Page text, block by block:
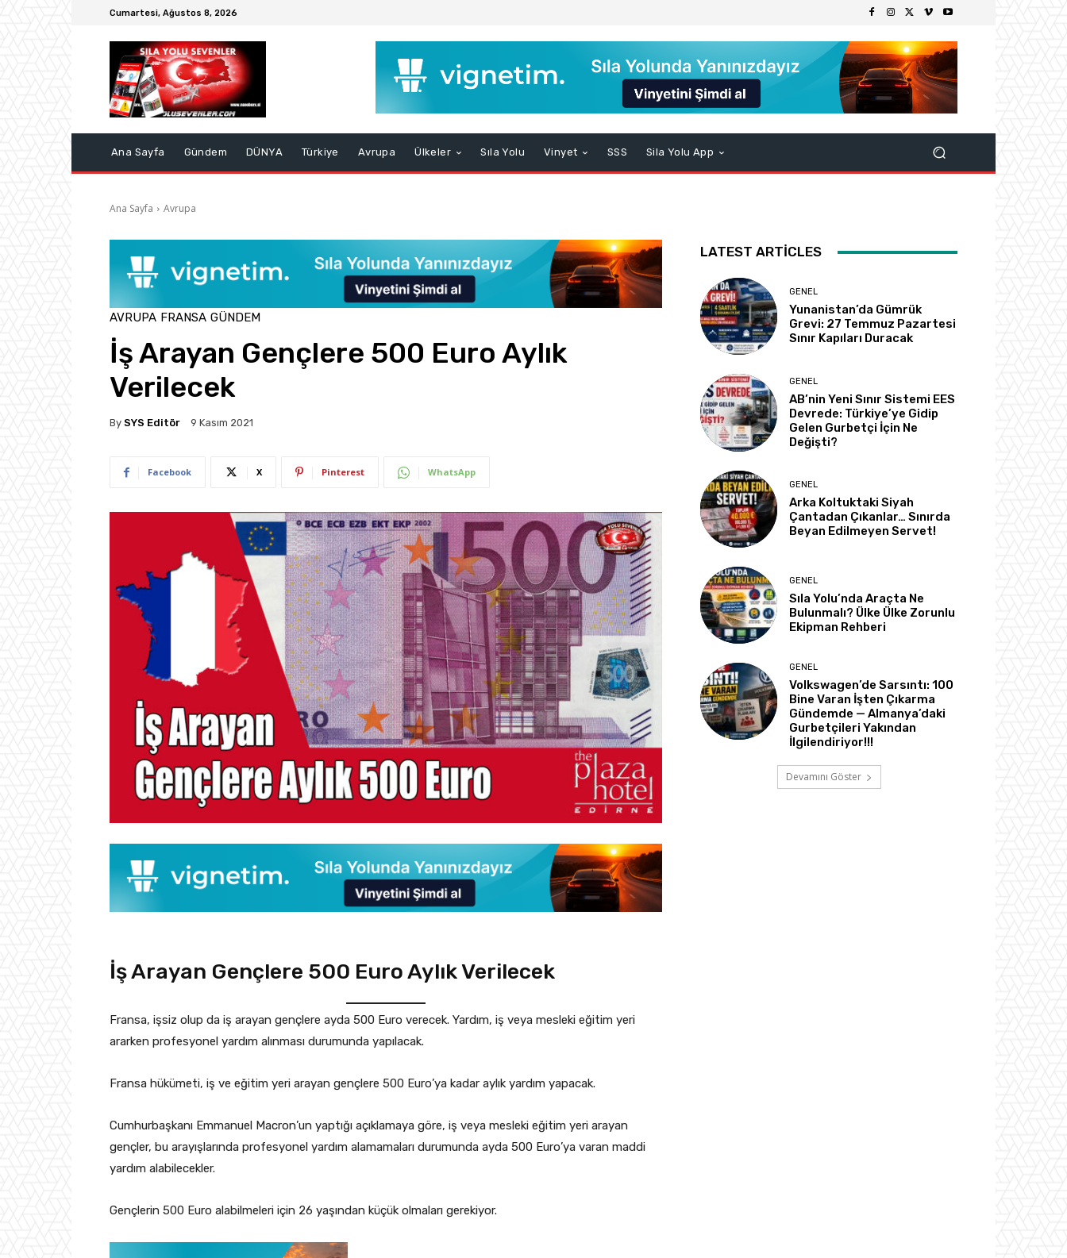
Cumartesi, Ağustos 8, 2026
Ana Sayfa Gündem DÜNYA Türkiye Avrupa Ülkeler Sıla Yolu Vinyet SSS Sila Yolu App
Ana Sayfa Avrupa
AVRUPA FRANSA GÜNDEM
İş Arayan Gençlere 500 Euro Aylık
Verilecek
By SYS Editör 9 Kasım 2021
Facebook X Pinterest WhatsApp
İş Arayan Gençlere 500 Euro Aylık Verilecek
Fransa, işsiz olup da iş arayan gençlere ayda 500 Euro verecek. Yardım, iş veya mesleki eğitim yeri
ararken profesyonel yardım alınması durumunda yapılacak.
Fransa hükümeti, iş ve eğitim yeri arayan gençlere 500 Euro’ya kadar aylık yardım yapacak.
Cumhurbaşkanı Emmanuel Macron’un yaptığı açıklamaya göre, iş veya mesleki eğitim yeri arayan
gençler, bu arayışlarında profesyonel yardım alamamaları durumunda ayda 500 Euro’ya varan maddi
yardım alabilecekler.
Gençlerin 500 Euro alabilmeleri için 26 yaşından küçük olmaları gerekiyor.
LATEST ARTICLES
GENEL
Yunanistan’da Gümrük
Grevi: 27 Temmuz Pazartesi
Sınır Kapıları Duracak
GENEL
AB’nin Yeni Sınır Sistemi EES
Devrede: Türkiye’ye Gidip
Gelen Gurbetçi İçin Ne
Değişti?
GENEL
Arka Koltuktaki Siyah
Çantadan Çıkanlar… Sınırda
Beyan Edilmeyen Servet!
GENEL
Sıla Yolu’nda Araçta Ne
Bulunmalı? Ülke Ülke Zorunlu
Ekipman Rehberi
GENEL
Volkswagen’de Sarsıntı: 100
Bine Varan İşten Çıkarma
Gündemde — Almanya’daki
Gurbetçileri Yakından
İlgilendiriyor!!!
Devamını Göster